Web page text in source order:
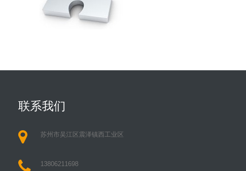
03-22 对一些轻钢房屋的误区解答
衣食住行是人们生活的大事，作为其中之一的房屋是我们最为
联系我们
苏州市吴江区震泽镇西工业区
13806211698